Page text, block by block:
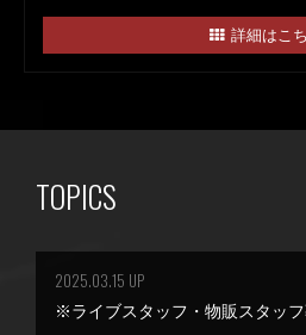
詳細はこ
TOPICS
2025.03.15 UP
※ライブスタッフ・物販スタッ